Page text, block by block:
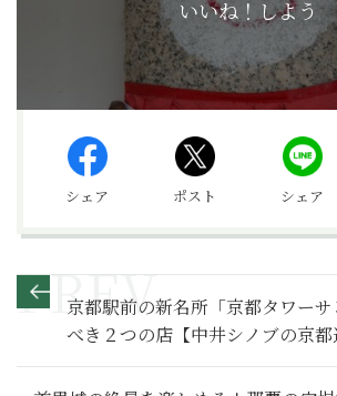
いいね！しよう
シェア ポスト シェア
京都駅前の新名所「京都タワー
べき２つの店【中井シノブの京都